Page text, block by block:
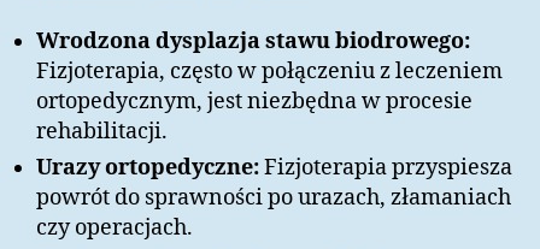
Wrodzona dysplazja stawu biodrowego:
Fizjoterapia, często w połączeniu z leczeniem
ortopedycznym, jest niezbędna w procesie
rehabilitacji.
Urazy ortopedyczne:Fizjoterapia przyspiesza
powrót do sprawności po urazach, złamaniach
czy operacjach.